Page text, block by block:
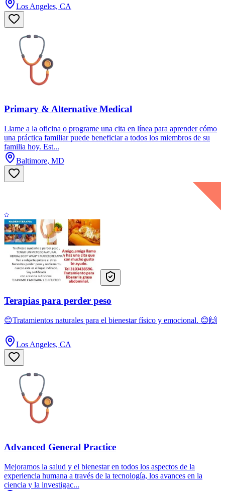
Los Angeles, CA
Primary & Alternative Medical
Llame a la oficina o programe una cita en línea para aprender cómo
una práctica familiar puede beneficiar a todos los miembros de su
familia hoy. Est...
Baltimore, MD
Terapias para perder peso
😊Tratamientos naturales para el bienestar físico y emocional. 😊🙌
Los Angeles, CA
Advanced General Practice
Mejoramos la salud y el bienestar en todos los aspectos de la
experiencia humana a través de la tecnología, los avances en la
ciencia y la investigac...